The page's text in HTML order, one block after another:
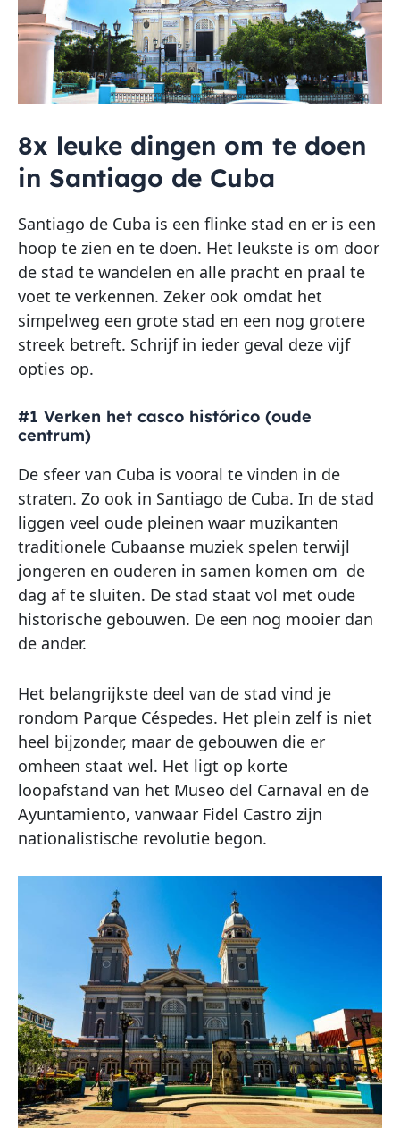
8x leuke dingen om te doen
in Santiago de Cuba
Santiago de Cuba is een flinke stad en er is een
hoop te zien en te doen. Het leukste is om door
de stad te wandelen en alle pracht en praal te
voet te verkennen. Zeker ook omdat het
simpelweg een grote stad en een nog grotere
streek betreft. Schrijf in ieder geval deze vijf
opties op.
#1 Verken het casco histórico (oude
centrum)
De sfeer van Cuba is vooral te vinden in de
straten. Zo ook in Santiago de Cuba. In de stad
liggen veel oude pleinen waar muzikanten
traditionele Cubaanse muziek spelen terwijl
jongeren en ouderen in samen komen om de
dag af te sluiten. De stad staat vol met oude
historische gebouwen. De een nog mooier dan
de ander.
Het belangrijkste deel van de stad vind je
rondom Parque Céspedes. Het plein zelf is niet
heel bijzonder, maar de gebouwen die er
omheen staat wel. Het ligt op korte
loopafstand van het Museo del Carnaval en de
Ayuntamiento, vanwaar Fidel Castro zijn
nationalistische revolutie begon.